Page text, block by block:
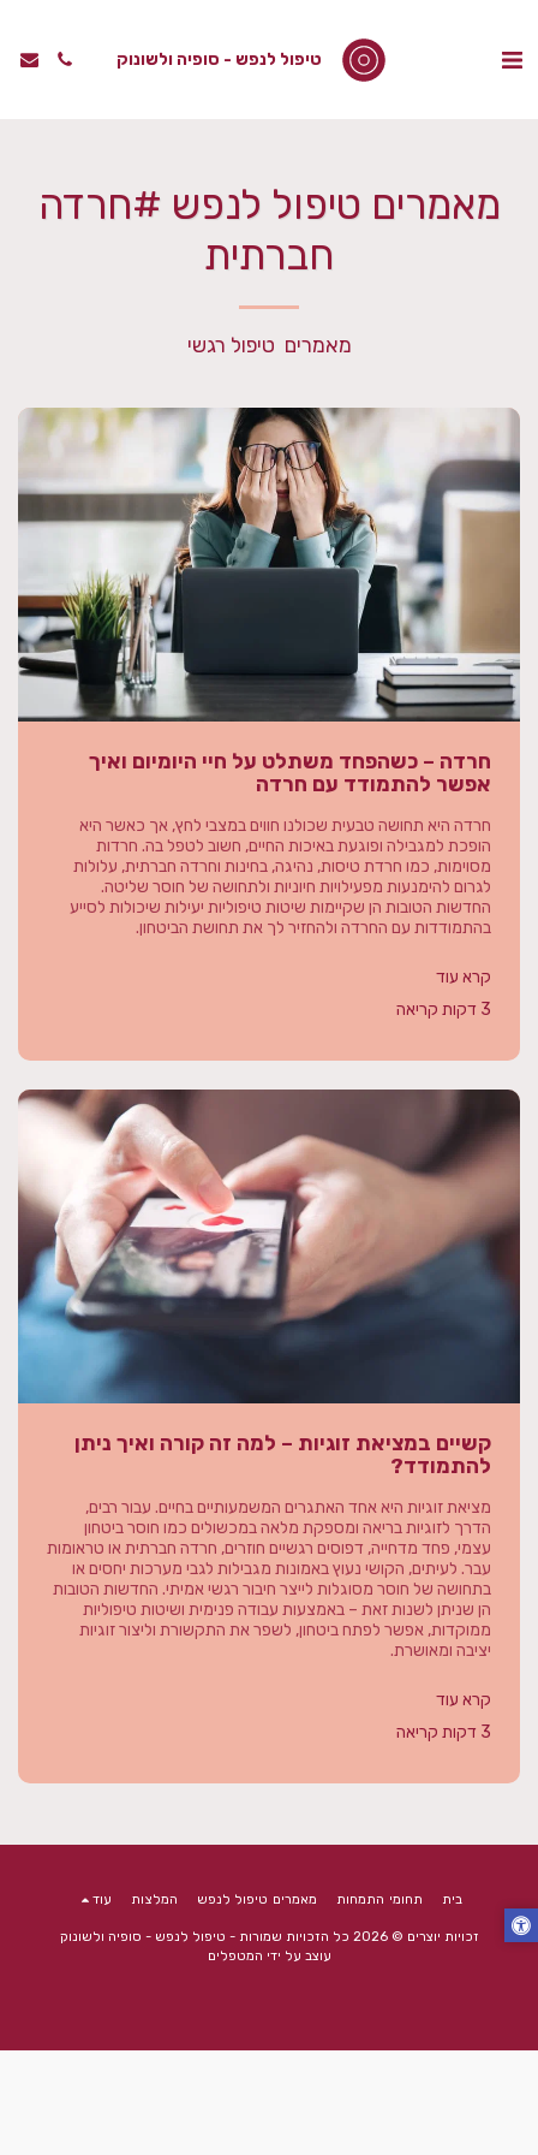
טיפול לנפש - סופיה ולשונוק
מאמרים טיפול לנפש #חרדה
חברתית
מאמרים  טיפול רגשי
חרדה – כשהפחד משתלט על חיי היומיום ואיך
אפשר להתמודד עם חרדה
חרדה היא תחושה טבעית שכולנו חווים במצבי לחץ, אך כאשר היא
הופכת למגבילה ופוגעת באיכות החיים, חשוב לטפל בה. חרדות
מסוימות, כמו חרדת טיסות, נהיגה, בחינות וחרדה חברתית, עלולות
לגרום להימנעות מפעילויות חיוניות ולתחושה של חוסר שליטה.
החדשות הטובות הן שקיימות שיטות טיפוליות יעילות שיכולות לסייע
בהתמודדות עם החרדה ולהחזיר לך את תחושת הביטחון.
קרא עוד
3 דקות קריאה
קשיים במציאת זוגיות – למה זה קורה ואיך ניתן
להתמודד?
מציאת זוגיות היא אחד האתגרים המשמעותיים בחיים. עבור רבים,
הדרך לזוגיות בריאה ומספקת מלאה במכשולים כמו חוסר ביטחון
עצמי, פחד מדחייה, דפוסים רגשיים חוזרים, חרדה חברתית או טראומות
עבר. לעיתים, הקושי נעוץ באמונות מגבילות לגבי מערכות יחסים או
בתחושה של חוסר מסוגלות לייצר חיבור רגשי אמיתי. החדשות הטובות
הן שניתן לשנות זאת – באמצעות עבודה פנימית ושיטות טיפוליות
ממוקדות, אפשר לפתח ביטחון, לשפר את התקשורת וליצור זוגיות
יציבה ומאושרת.
קרא עוד
3 דקות קריאה
בית תחומי התמחות מאמרים טיפול לנפש המלצות עוד
זכויות יוצרים © 2026 כל הזכויות שמורות -
טיפול לנפש - סופיה ולשונוק
עוצב על ידי המטפלים